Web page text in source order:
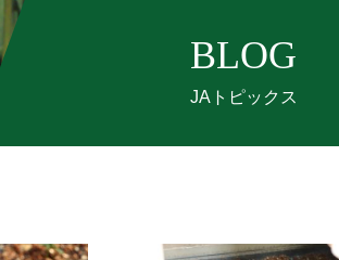
BLOG
JAトピックス